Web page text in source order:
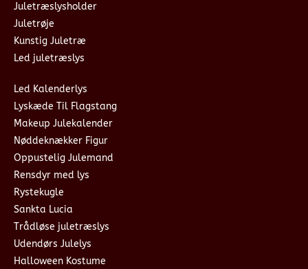
Juletræslysholder
Juletrøje
Kunstig Juletræ
Led juletræslys
Led Kalenderlys
Lyskæde Til Flagstang
Makeup Julekalender
Nøddeknækker Figur
Oppustelig Julemand
Rensdyr med lys
Rystekugle
Sankta Lucia
Trådløse juletræslys
Udendørs Julelys
Halloween Kostume